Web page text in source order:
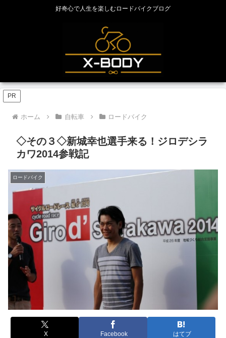
好奇心で人生を楽しむロードバイクブログ
PR
ホーム 自転車 ロードバイク
◇その３◇新城幸也選手来る！ジロデシラ
カワ2014参戦記
ロードバイク
X Facebook はてブ